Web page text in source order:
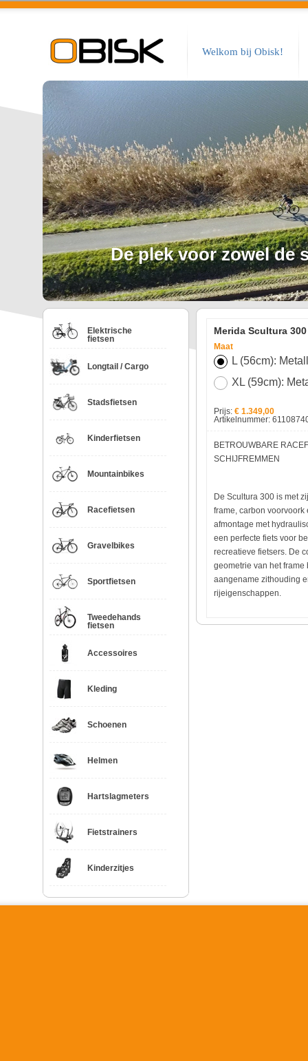
Welkom bij Obisk!
De plek voor zowel de
Elektrische
fietsen
Longtail / Cargo
Stadsfietsen
Kinderfietsen
Mountainbikes
Racefietsen
Gravelbikes
Sportfietsen
Tweedehands
fietsen
Accessoires
Kleding
Schoenen
Helmen
Hartslagmeters
Fietstrainers
Kinderzitjes
Merida Scultura
Maat
L (56cm):
XL (59cm):
Prijs: € 1.349,00
Artikelnummer:
BETROUWBARE
SCHIJFREMMEN
De Scultura 300 is met
frame, carbon voorvoork
afmontage met
een perfecte fiets voor
recreatieve fietsers. De
geometrie van het frame
aangename zithouding
rijeigenschappen.